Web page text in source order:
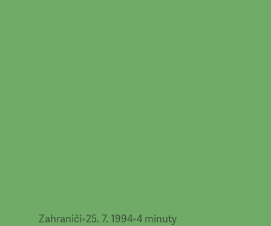
Zahraničí•25. 7. 1994•4 minuty